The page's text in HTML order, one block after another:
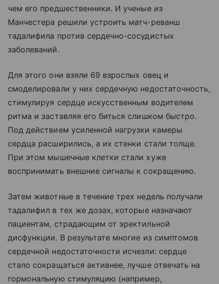
чем его предшественники. И ученые из
Манчестера решили устроить матч-реванш
тадалифила против сердечно-сосудистых
заболеваний.
Для этого они взяли 69 взрослых овец и
смоделировали у них сердечную недостаточность,
стимулируя сердце искусственным водителем
ритма и заставляя его биться слишком быстро.
Под действием усиленной нагрузки камеры
сердца расширились, а их стенки стали толще.
При этом мышечные клетки стали хуже
воспринимать внешние сигналы к сокращению.
Затем животные в течение трех недель получали
тадалифил в тех же дозах, которые назначают
пациентам, страдающим от эректильной
дисфункции. В результате многие из симптомов
сердечной недостаточности исчезли: сердце
стало сокращаться активнее, лучше отвечать на
гормональную стимуляцию (например,